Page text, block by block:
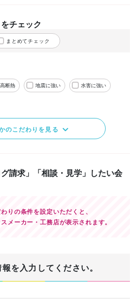
チェック
まとめてチェック
断熱 地震に強い 水害に強い
のこだわりを見る
請求」「相談・見学」したい会
りの条件を設定いただくと、
メーカー・工務店が表示されます。
を入力してください。